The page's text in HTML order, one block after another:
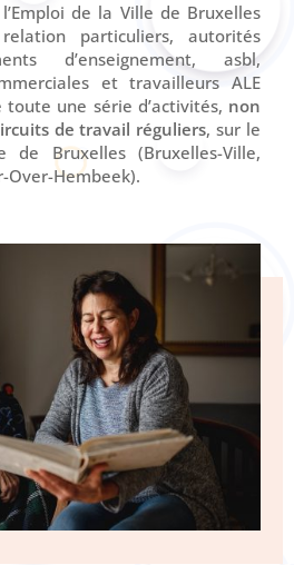
de la Ville de Bruxelles
particuliers, autorités
d’enseignement, asbl,
et travailleurs ALE
une série d’activités, non
de travail réguliers, sur le
Bruxelles (Bruxelles-Ville,
Over-Hembeek).